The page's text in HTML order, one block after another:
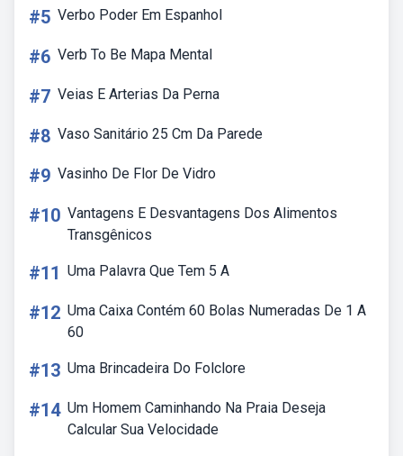
#5 Verbo Poder Em Espanhol
#6 Verb To Be Mapa Mental
#7 Veias E Arterias Da Perna
#8 Vaso Sanitário 25 Cm Da Parede
#9 Vasinho De Flor De Vidro
#10 Vantagens E Desvantagens Dos Alimentos
Transgênicos
#11 Uma Palavra Que Tem 5 A
#12 Uma Caixa Contém 60 Bolas Numeradas De 1 A
60
#13 Uma Brincadeira Do Folclore
#14 Um Homem Caminhando Na Praia Deseja
Calcular Sua Velocidade